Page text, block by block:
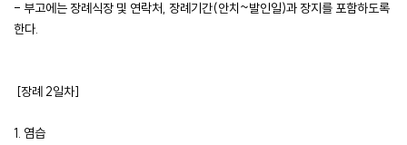
- 부고에는 장례식장 및 연락처, 장례기간(안치~발인일)과 장지를 포함하도록
한다.
[장례 2일차]
1. 염습